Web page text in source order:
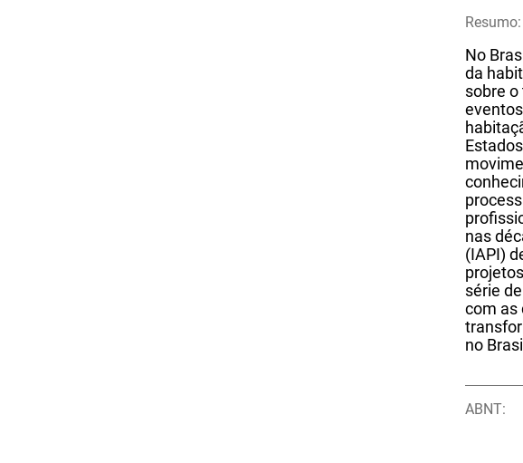
Resumo:
No
da
sobre
nas
(IAPI)
série
com as
no
ABNT: